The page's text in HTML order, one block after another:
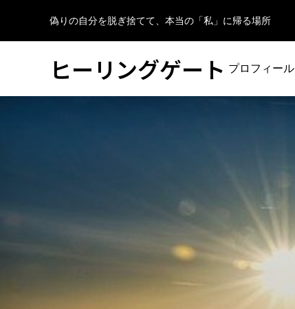
偽りの自分を脱ぎ捨てて、本当の「私」に帰る場所
ヒーリングゲート プロフィール